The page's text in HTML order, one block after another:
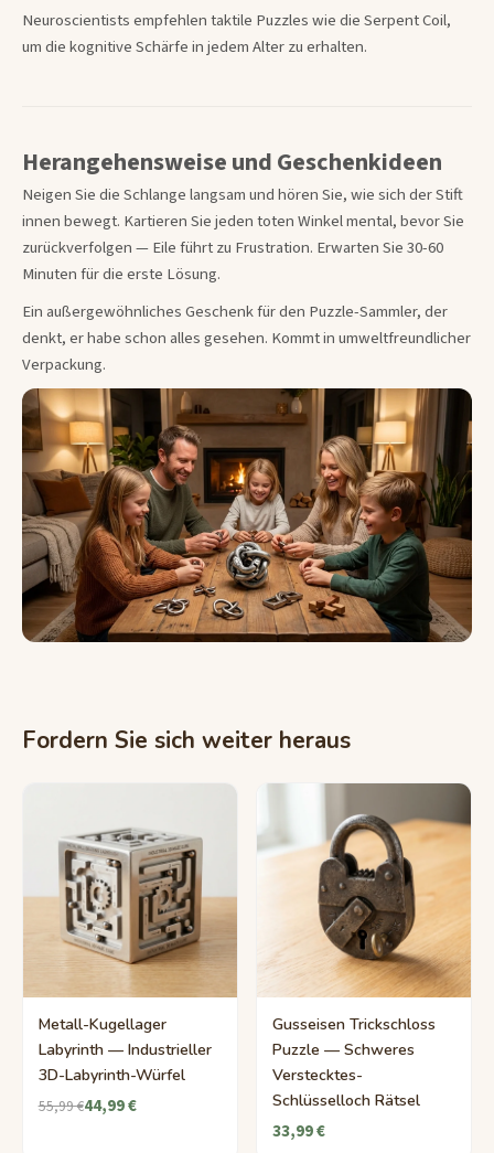
Neuroscientists empfehlen taktile Puzzles wie die Serpent Coil,
um die kognitive Schärfe in jedem Alter zu erhalten.
Herangehensweise und Geschenkideen
Neigen Sie die Schlange langsam und hören Sie, wie sich der Stift
innen bewegt. Kartieren Sie jeden toten Winkel mental, bevor Sie
zurückverfolgen — Eile führt zu Frustration. Erwarten Sie 30-60
Minuten für die erste Lösung.
Ein außergewöhnliches Geschenk für den Puzzle-Sammler, der
denkt, er habe schon alles gesehen. Kommt in umweltfreundlicher
Verpackung.
Fordern Sie sich weiter heraus
Metall-Kugellager
Labyrinth — Industrieller
3D-Labyrinth-Würfel
55,99 €44,99 €
Gusseisen Trickschloss
Puzzle — Schweres
Verstecktes-
Schlüsselloch Rätsel
33,99 €